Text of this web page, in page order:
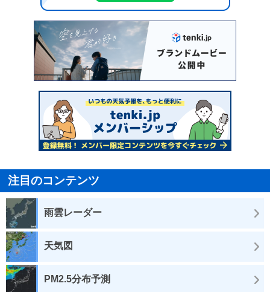
注目のコンテンツ
雨雲レーダー
天気図
PM2.5分布予測